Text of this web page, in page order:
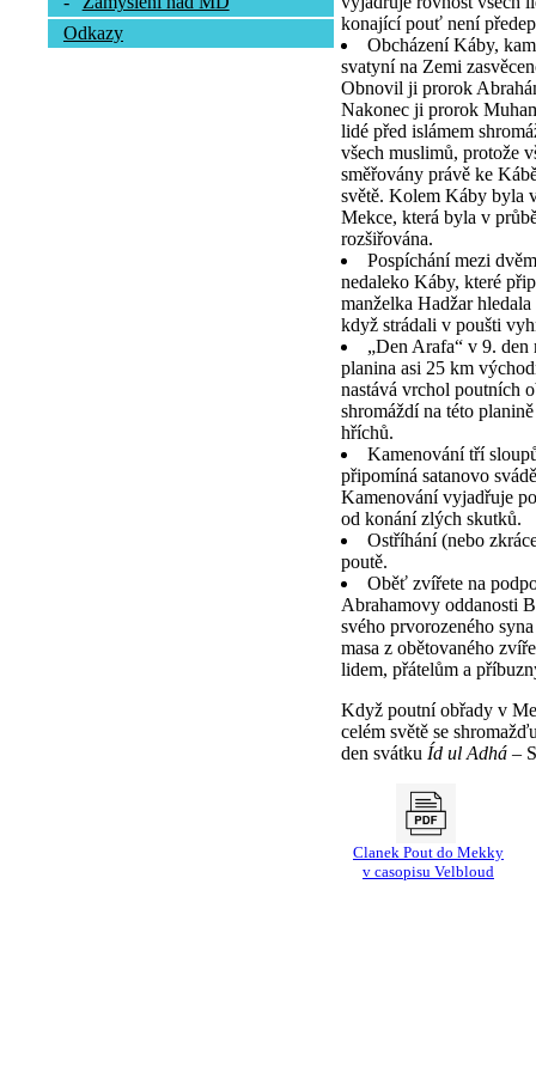
Odkazy
konající pouť není
Obcházení Káby,
svatyní na Zemi
Obnovil ji prorok
Nakonec ji prorok
lidé před islámem
všech muslimů, protože
směřovány právě ke
světě. Kolem Káby byla
Mekce, která byla v
rozšiřována.
Pospíchání mezi
nedaleko Káby, které
manželka Hadžar
když strádali v poušti
„Den Arafa“ v 9. den
planina asi 25 km
nastává vrchol poutních
shromáždí na této
hříchů.
Kamenování tří
připomíná satanovo
Kamenování vyjadřuje
od konání zlých skutků.
Ostříhání (nebo
poutě.
Oběť zvířete na
Abrahamovy oddanosti
svého prvorozeného
masa z obětovaného
lidem, přátelům a
Když poutní obřady v
celém světě se
den svátku Íd ul Adhá–
Clanek Pout do Mekky
v casopisu Velbloud